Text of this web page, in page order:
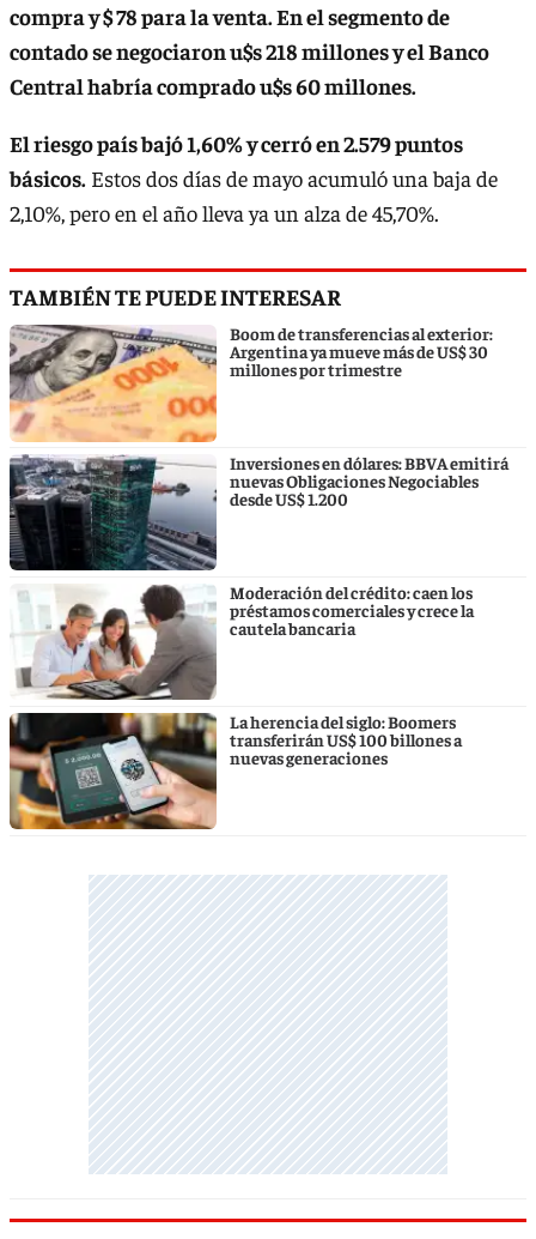
compra y $ 78 para la venta. En el segmento de
contado se negociaron u$s 218 millones y el Banco
Central habría comprado u$s 60 millones.
El riesgo país bajó 1,60% y cerró en 2.579 puntos
básicos. Estos dos días de mayo acumuló una baja de
2,10%, pero en el año lleva ya un alza de 45,70%.
TAMBIÉN TE PUEDE INTERESAR
Boom de transferencias al exterior:
Argentina ya mueve más de US$ 30
millones por trimestre
Inversiones en dólares: BBVA emitirá
nuevas Obligaciones Negociables
desde US$ 1.200
Moderación del crédito: caen los
préstamos comerciales y crece la
cautela bancaria
La herencia del siglo: Boomers
transferirán US$ 100 billones a
nuevas generaciones